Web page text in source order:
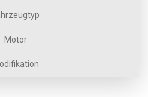
Motor